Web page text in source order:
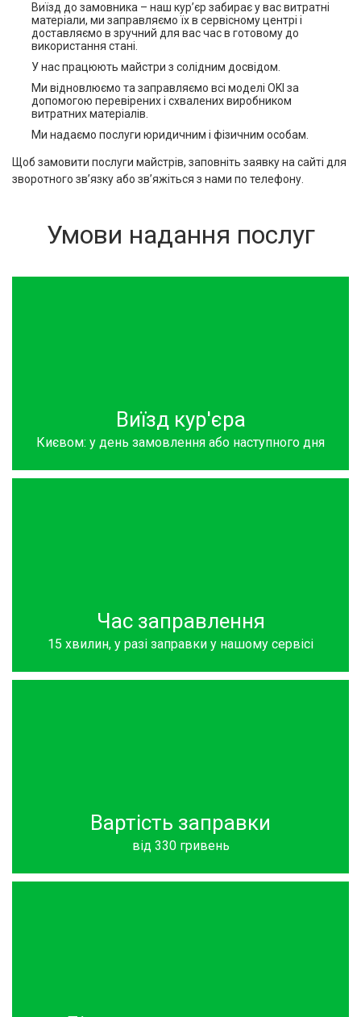
Виїзд до замовника – наш кур’єр забирає у вас витратні
матеріали, ми заправляємо їх в сервісному центрі і
доставляємо в зручний для вас час в готовому до
використання стані.
У нас працюють майстри з солідним досвідом.
Ми відновлюємо та заправляємо всі моделі OKI за
допомогою перевірених і схвалених виробником
витратних матеріалів.
Ми надаємо послуги юридичним і фізичним особам.
Щоб замовити послуги майстрів, заповніть заявку на сайті для
зворотного зв’язку або зв’яжіться з нами по телефону.
Умови надання послуг
Виїзд кур'єра
Києвом: у день замовлення або наступного дня
Час заправлення
15 хвилин, у разі заправки у нашому сервісі
Вартість заправки
від 330 гривень